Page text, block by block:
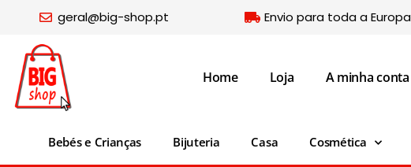
geral@big-shop.pt Envio para toda a Europa
Home Loja A minha conta
Bebés e Crianças Bijuteria Casa Cosmética